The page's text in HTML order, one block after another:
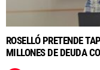
ROSELLÓ PRETENDE
MILLONES DE DEUDA